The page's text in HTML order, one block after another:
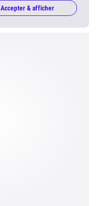
Accepter & afficher